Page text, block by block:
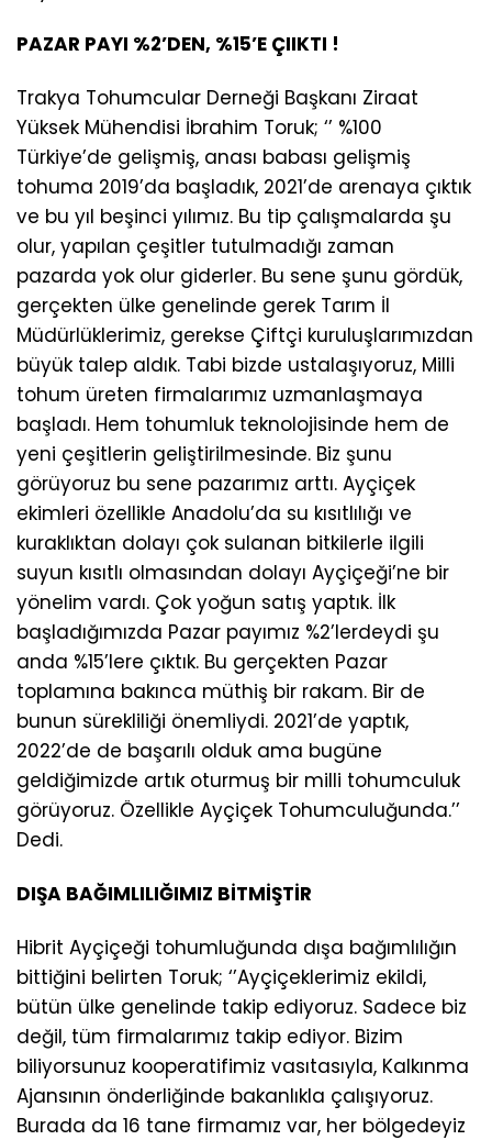
PAZAR PAYI %2’DEN, %15’E ÇIIKTI !
Trakya Tohumcular Derneği Başkanı Ziraat
Yüksek Mühendisi İbrahim Toruk; ‘’ %100
Türkiye’de gelişmiş, anası babası gelişmiş
tohuma 2019’da başladık, 2021’de arenaya çıktık
ve bu yıl beşinci yılımız. Bu tip çalışmalarda şu
olur, yapılan çeşitler tutulmadığı zaman
pazarda yok olur giderler. Bu sene şunu gördük,
gerçekten ülke genelinde gerek Tarım İl
Müdürlüklerimiz, gerekse Çiftçi kuruluşlarımızdan
büyük talep aldık. Tabi bizde ustalaşıyoruz, Milli
tohum üreten firmalarımız uzmanlaşmaya
başladı. Hem tohumluk teknolojisinde hem de
yeni çeşitlerin geliştirilmesinde. Biz şunu
görüyoruz bu sene pazarımız arttı. Ayçiçek
ekimleri özellikle Anadolu’da su kısıtlılığı ve
kuraklıktan dolayı çok sulanan bitkilerle ilgili
suyun kısıtlı olmasından dolayı Ayçiçeği’ne bir
yönelim vardı. Çok yoğun satış yaptık. İlk
başladığımızda Pazar payımız %2’lerdeydi şu
anda %15’lere çıktık. Bu gerçekten Pazar
toplamına bakınca müthiş bir rakam. Bir de
bunun sürekliliği önemliydi. 2021’de yaptık,
2022’de de başarılı olduk ama bugüne
geldiğimizde artık oturmuş bir milli tohumculuk
görüyoruz. Özellikle Ayçiçek Tohumculuğunda.’’
Dedi.
DIŞA BAĞIMLILIĞIMIZ BİTMİŞTİR
Hibrit Ayçiçeği tohumluğunda dışa bağımlılığın
bittiğini belirten Toruk; ‘’Ayçiçeklerimiz ekildi,
bütün ülke genelinde takip ediyoruz. Sadece biz
değil, tüm firmalarımız takip ediyor. Bizim
biliyorsunuz kooperatifimiz vasıtasıyla, Kalkınma
Ajansının önderliğinde bakanlıkla çalışıyoruz.
Burada da 16 tane firmamız var, her bölgedeyiz